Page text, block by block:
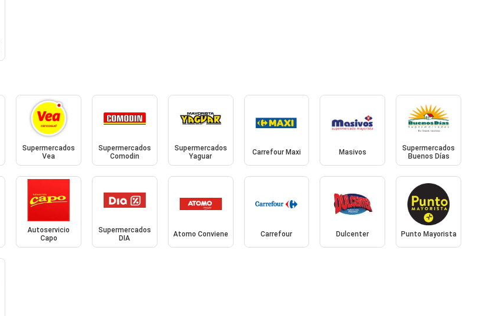
Supermercados
Vea
Supermercados
Comodin
Supermercados
Yaguar
Carrefour Maxi Masivos
Supermercados
Buenos Días
Autoservicio
Capo
Supermercados
DIA
Atomo Conviene Carrefour Dulcenter Punto Mayorista